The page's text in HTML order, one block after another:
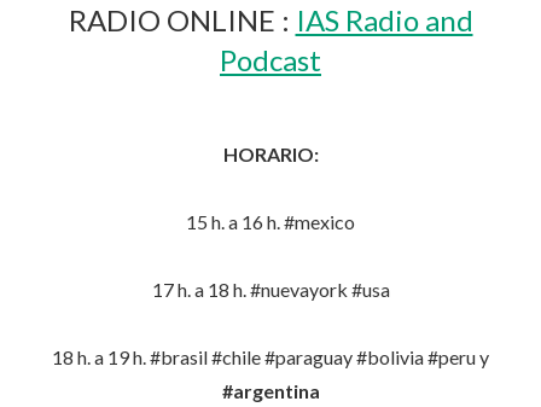
RADIO ONLINE : IAS Radio and
Podcast
HORARIO:
15 h. a 16 h. #mexico
17 h. a 18 h. #nuevayork #usa
18 h. a 19 h. #brasil #chile #paraguay #bolivia #peru y
#argentina